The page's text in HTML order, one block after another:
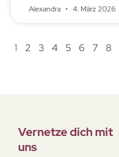
Alexandra 4. März 2026
1 2 3 4 5 6 7 8
Vernetze dich mit
uns